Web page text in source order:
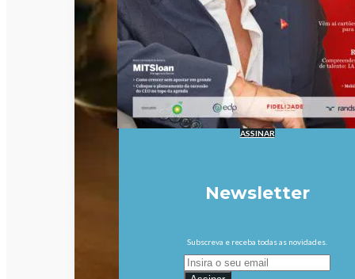
ASSINAR
Newsletter
Subscreva e receba todas as novidades.